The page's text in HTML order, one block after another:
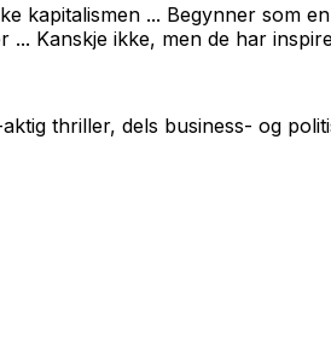
kapitalismen ... Begynner som
Kanskje ikke, men de har
thriller, dels business- og